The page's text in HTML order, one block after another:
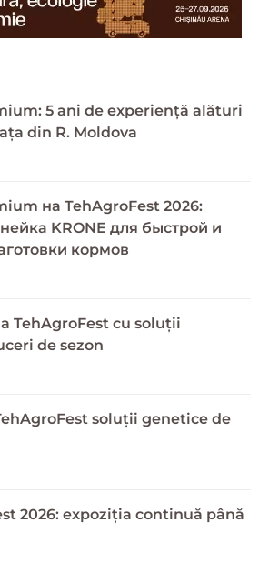
5 ani de experiență alături
din R. Moldova
на TehAgroFest 2026:
KRONE для быстрой и
кормов
TehAgroFest cu soluții
de sezon
soluții genetice de
2026: expoziția continuă până